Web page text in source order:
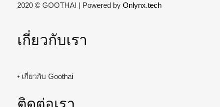
2020 © GOOTHAI | Powered by Onlynx.tech
เกี่ยวกับเรา
• เกี่ยวกับ Goothai
ติดต่อเรา